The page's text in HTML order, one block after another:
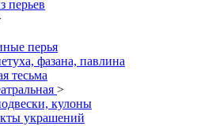
перьев
перья
фазана, павлина
тесьма
>
кулоны
украшений